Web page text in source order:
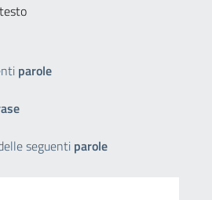
parole
seguenti parole